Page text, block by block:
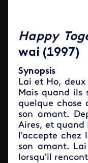
Happy
wai (1997)
Synopsis
Lai et Ho,
Mais quand ils
quelque
son amant.
Aires, et quand
l'accepte chez
son amant.
lorsqu'il